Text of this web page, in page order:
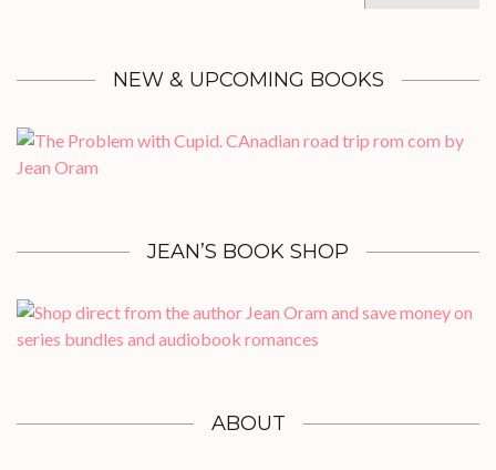
NEW & UPCOMING BOOKS
JEAN’S BOOK SHOP
ABOUT